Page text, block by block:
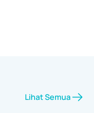
Lihat Semua